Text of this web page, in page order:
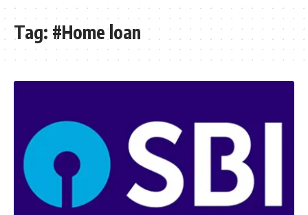
Tag: #Home loan